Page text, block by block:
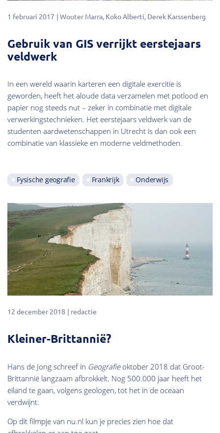
1 februari 2017 Wouter Marra Koko Alberti Derek Karssenberg
Gebruik van GIS verrijkt eerstejaars
veldwerk
In een wereld waarin karteren een digitale exercitie is
geworden, heeft het aloude data verzamelen met potlood en
papier nog steeds nut – zeker in combinatie met digitale
verwerkingstechnieken. Het eerstejaars veldwerk van de
studenten aardwetenschappen in Utrecht is dan ook een
combinatie van klassieke en moderne veldmethoden.
Fysische geografie Frankrijk Onderwijs
12 december 2018 redactie
Kleiner-Brittannië?
Hans de Jong schreef in Geografie oktober 2018 dat Groot-
Brittannië langzaam afbrokkelt. Nog 500.000 jaar heeft het
eiland te gaan, volgens geologen, tot het in de oceaan
verdwijnt.
Op dit filmpje van nu.nl kun je precies zien hoe dat